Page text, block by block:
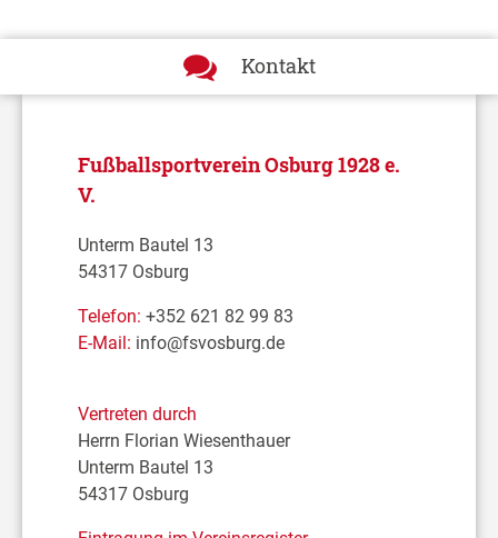
Kontakt
Fußballsportverein Osburg 1928 e.
V.
Unterm Bautel 13
54317 Osburg
Telefon: +352 621 82 99 83
E-Mail: info@fsvosburg.de
Vertreten durch
Herrn Florian Wiesenthauer
Unterm Bautel 13
54317 Osburg